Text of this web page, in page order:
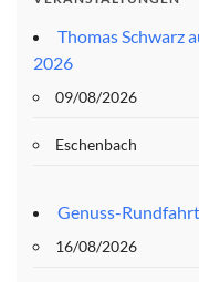
Thomas Schwarz
2026
09/08/2026
Eschenbach
Genuss-
16/08/2026